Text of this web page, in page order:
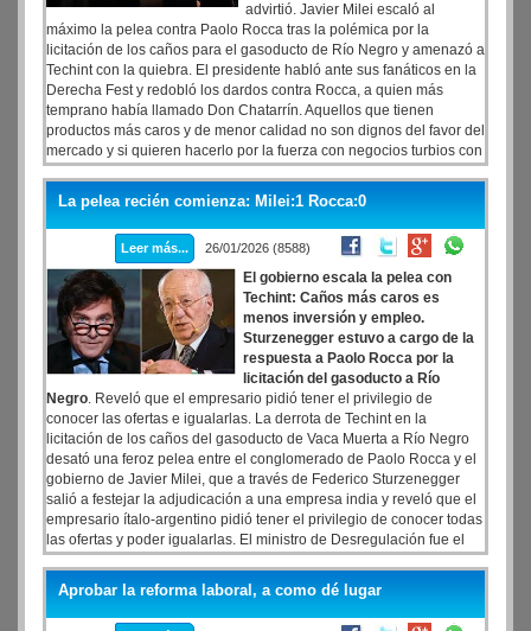
advirtió. Javier Milei escaló al
máximo la pelea contra Paolo Rocca tras la polémica por la
licitación de los caños para el gasoducto de Río Negro y amenazó a
Techint con la quiebra. El presidente habló ante sus fanáticos en la
Derecha Fest y redobló los dardos contra Rocca, a quien más
temprano había llamado Don Chatarrín. Aquellos que tienen
productos más caros y de menor calidad no son dignos del favor del
mercado y si quieren hacerlo por la fuerza con negocios turbios con
el Estado deben desaparecer e ir a la quiebra", lanzó Milei a modo
de advertencia.
La pelea recién comienza: Milei:1 Rocca:0
Leer más... 26/01/2026 (8588)
El gobierno escala la pelea con
Techint: Caños más caros es
menos inversión y empleo.
Sturzenegger estuvo a cargo de la
respuesta a Paolo Rocca por la
licitación del gasoducto a Río
Negro. Reveló que el empresario pidió tener el privilegio de
conocer las ofertas e igualarlas. La derrota de Techint en la
licitación de los caños del gasoducto de Vaca Muerta a Río Negro
desató una feroz pelea entre el conglomerado de Paolo Rocca y el
gobierno de Javier Milei, que a través de Federico Sturzenegger
salió a festejar la adjudicación a una empresa india y reveló que el
empresario ítalo-argentino pidió tener el privilegio de conocer todas
las ofertas y poder igualarlas. El ministro de Desregulación fue el
encargado de salir a responderle a Techint y lejos de intentar bajar
la tensión, escaló la pelea al máximo. Sturzenegger resaltó que el
grupo de Rocca ofreció bajar un 40% su precio inicial -dando a
entender el sobrecosto habitual que tienen sus ofertas- y también
Aprobar la reforma laboral, a como dé lugar